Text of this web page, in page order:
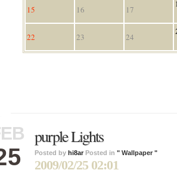
15 16 17
22 23 24
purple Lights
Posted by hi8ar Posted in " Wallpaper "
2009/02/25 02:01